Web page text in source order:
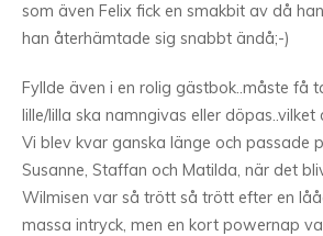
som även Felix fick en smakbit av då
han återhämtade sig snabbt ändå;-)
Fyllde även i en rolig gästbok..måste få
lille/lilla ska namngivas eller döpas..vilket
Vi blev kvar ganska länge och passade
Susanne, Staffan och Matilda, när det
Wilmisen var så trött så trött efter en
massa intryck, men en kort powernap